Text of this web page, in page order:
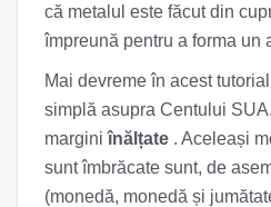
că metalul este făcut din
împreună pentru a forma un
Mai devreme în acest
simplă asupra Centului
marginiînălțate . Aceleași
sunt îmbrăcate sunt, de
(monedă, monedă și